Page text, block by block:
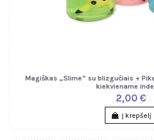
Magiškas „Slime“ su blizgučiais +
kiekviename
2,00 €
Į krepšelį